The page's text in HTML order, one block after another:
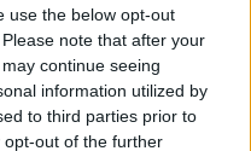
use the below opt-out
note that after your
continue seeing
information utilized by
to third parties prior to
out of the further